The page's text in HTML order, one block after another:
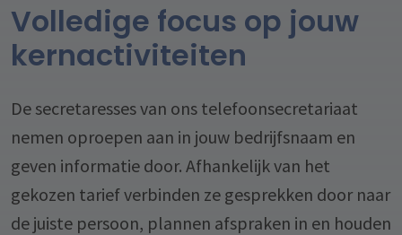
Volledige focus op jouw
kernactiviteiten
De secretaresses van ons telefoonsecretariaat
nemen oproepen aan in jouw bedrijfsnaam en
geven informatie door. Afhankelijk van het
gekozen tarief verbinden ze gesprekken door naar
de juiste persoon, plannen afspraken in en houden